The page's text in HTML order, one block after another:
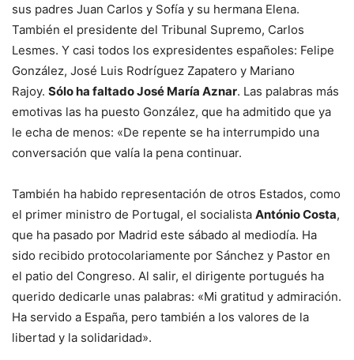
sus padres Juan Carlos y Sofía y su hermana Elena.
También el presidente del Tribunal Supremo, Carlos
Lesmes. Y casi todos los expresidentes españoles: Felipe
González, José Luis Rodríguez Zapatero y Mariano
Rajoy. Sólo ha faltado José María Aznar. Las palabras más
emotivas las ha puesto González, que ha admitido que ya
le echa de menos: «De repente se ha interrumpido una
conversación que valía la pena continuar.
También ha habido representación de otros Estados, como
el primer ministro de Portugal, el socialista António Costa,
que ha pasado por Madrid este sábado al mediodía. Ha
sido recibido protocolariamente por Sánchez y Pastor en
el patio del Congreso. Al salir, el dirigente portugués ha
querido dedicarle unas palabras: «Mi gratitud y admiración.
Ha servido a España, pero también a los valores de la
libertad y la solidaridad».